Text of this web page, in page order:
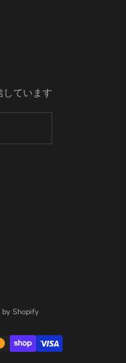
ています
Shopify